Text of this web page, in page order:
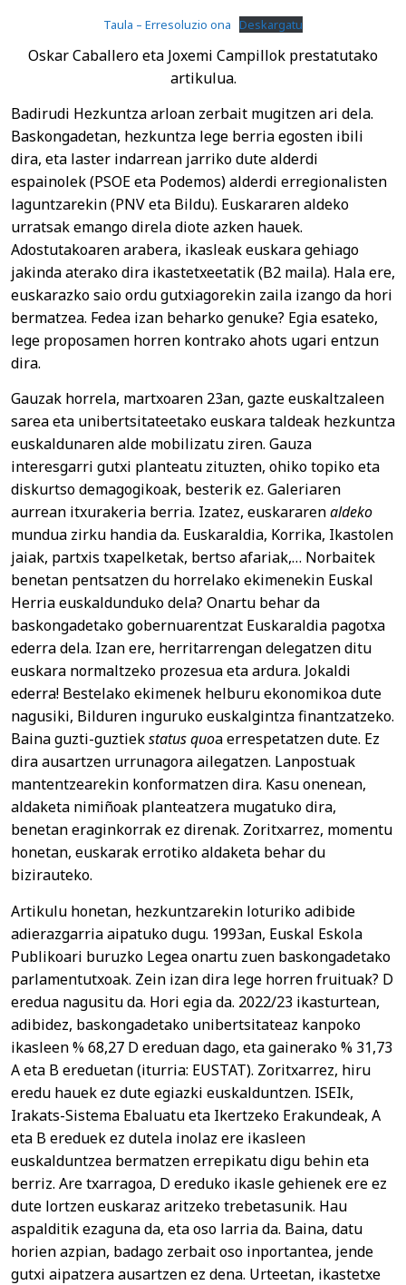
Taula – Erresoluzio ona Deskargatu
Oskar Caballero eta Joxemi Campillok prestatutako
artikulua.
Badirudi Hezkuntza arloan zerbait mugitzen ari dela.
Baskongadetan, hezkuntza lege berria egosten ibili
dira, eta laster indarrean jarriko dute alderdi
espainolek (PSOE eta Podemos) alderdi erregionalisten
laguntzarekin (PNV eta Bildu). Euskararen aldeko
urratsak emango direla diote azken hauek.
Adostutakoaren arabera, ikasleak euskara gehiago
jakinda aterako dira ikastetxeetatik (B2 maila). Hala ere,
euskarazko saio ordu gutxiagorekin zaila izango da hori
bermatzea. Fedea izan beharko genuke? Egia esateko,
lege proposamen horren kontrako ahots ugari entzun
dira.
Gauzak horrela, martxoaren 23an, gazte euskaltzaleen
sarea eta unibertsitateetako euskara taldeak hezkuntza
euskaldunaren alde mobilizatu ziren. Gauza
interesgarri gutxi planteatu zituzten, ohiko topiko eta
diskurtso demagogikoak, besterik ez. Galeriaren
aurrean itxurakeria berria. Izatez, euskararenaldeko
mundua zirku handia da. Euskaraldia, Korrika, Ikastolen
jaiak, partxis txapelketak, bertso afariak,… Norbaitek
benetan pentsatzen du horrelako ekimenekin Euskal
Herria euskaldunduko dela? Onartu behar da
baskongadetako gobernuarentzat Euskaraldia pagotxa
ederra dela. Izan ere, herritarrengan delegatzen ditu
euskara normaltzeko prozesua eta ardura. Jokaldi
ederra! Bestelako ekimenek helburu ekonomikoa dute
nagusiki, Bilduren inguruko euskalgintza finantzatzeko.
Baina guzti-guztiekstatus quoa errespetatzen dute. Ez
dira ausartzen urrunagora ailegatzen. Lanpostuak
mantentzearekin konformatzen dira. Kasu onenean,
aldaketa nimiñoak planteatzera mugatuko dira,
benetan eraginkorrak ez direnak. Zoritxarrez, momentu
honetan, euskarak errotiko aldaketa behar du
bizirauteko.
Artikulu honetan, hezkuntzarekin loturiko adibide
adierazgarria aipatuko dugu. 1993an, Euskal Eskola
Publikoari buruzko Legea onartu zuen baskongadetako
parlamentutxoak. Zein izan dira lege horren fruituak? D
eredua nagusitu da. Hori egia da. 2022/23 ikasturtean,
adibidez, baskongadetako unibertsitateaz kanpoko
ikasleen % 68,27 D ereduan dago, eta gainerako % 31,73
A eta B ereduetan (iturria: EUSTAT). Zoritxarrez, hiru
eredu hauek ez dute egiazki euskalduntzen. ISEIk,
Irakats-Sistema Ebaluatu eta Ikertzeko Erakundeak, A
eta B ereduek ez dutela inolaz ere ikasleen
euskalduntzea bermatzen errepikatu digu behin eta
berriz. Are txarragoa, D ereduko ikasle gehienek ere ez
dute lortzen euskaraz aritzeko trebetasunik. Hau
aspalditik ezaguna da, eta oso larria da. Baina, datu
horien azpian, badago zerbait oso inportantea, jende
gutxi aipatzera ausartzen ez dena. Urteetan, ikastetxe